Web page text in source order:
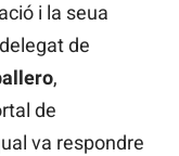
i la seua
de
,
de
va respondre